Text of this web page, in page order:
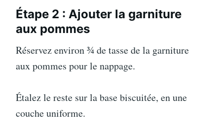
Étape 2 : Ajouter la garniture
aux pommes
Réservez environ ¾ de tasse de la garniture
aux pommes pour le nappage.
Étalez le reste sur la base biscuitée, en une
couche uniforme.